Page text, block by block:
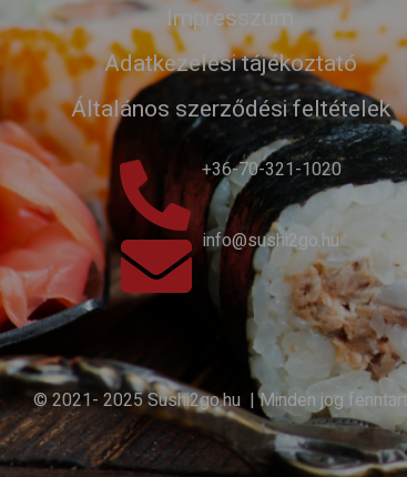
Impresszum
Adatkezelési tájékoztató
Általános szerződési feltételek
+36-70-321-1020
info@sushi2go.hu
© 2021- 2025 Sushi2go.hu | Minden jog